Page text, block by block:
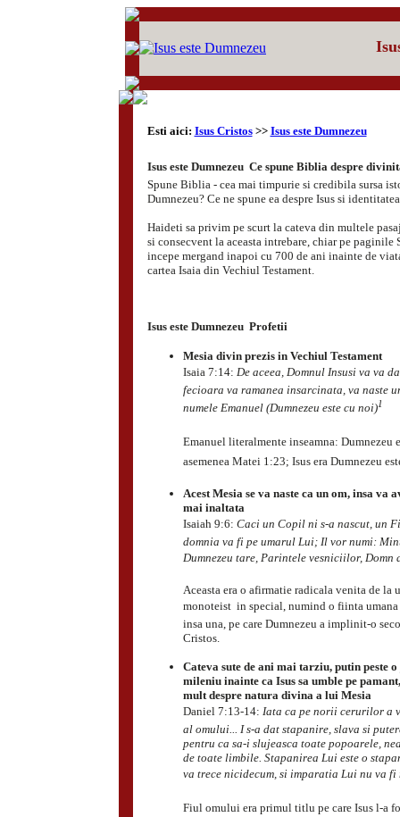
Esti aici: Isus Cristos>> Isus este Dumnezeu
Isus este Dumnezeu  Ce spune Biblia despre
Spune Biblia - cea mai timpurie si credibila sursa
Dumnezeu? Ce ne spune ea despre Isus si
Haideti sa privim pe scurt la cateva din multele
si consecvent la aceasta intrebare, chiar pe paginile
incepe mergand inapoi cu 700 de ani inainte de
cartea Isaia din Vechiul Testament.
Isus este Dumnezeu  Profetii
Mesia divin prezis in Vechiul Testament
Isaia 7:14: De aceea, Domnul Insusi va va
fecioara va ramanea insarcinata, va naste
numele Emanuel (Dumnezeu este cu noi)1
Emanuel literalmente inseamna: Dumnezeu
asemenea Matei 1:23; Isus era Dumnezeu
Acest Mesia se va naste ca un om, insa va
mai inaltata
Isaiah 9:6: Caci un Copil ni s-a nascut, un
domnia va fi pe umarul Lui; Il vor numi:
Dumnezeu tare, Parintele vesniciilor, Domn
Aceasta era o afirmatie radicala venita de la
monoteist  in special, numind o fiinta umana
insa una, pe care Dumnezeu a implinit-o
Cristos.
Cateva sute de ani mai tarziu, putin peste
mileniu inainte ca Isus sa umble pe
mult despre natura divina a lui Mesia
Daniel 7:13-14: Iata ca pe norii cerurilor a
al omului... I s-a dat stapanire, slava si
pentru ca sa-i slujeasca toate popoarele,
de toate limbile. Stapanirea Lui este o
va trece nicidecum, si imparatia Lui nu va fi
Fiul omului era primul titlu pe care Isus l-a